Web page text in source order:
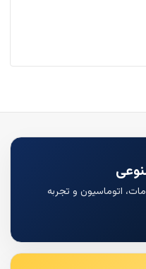
اتوماسیون و تجربه